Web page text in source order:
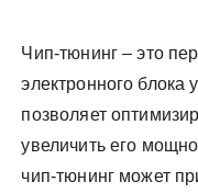
Чип-тюнинг – это
электронного
позволяет
увеличить его
чип-тюнинг может